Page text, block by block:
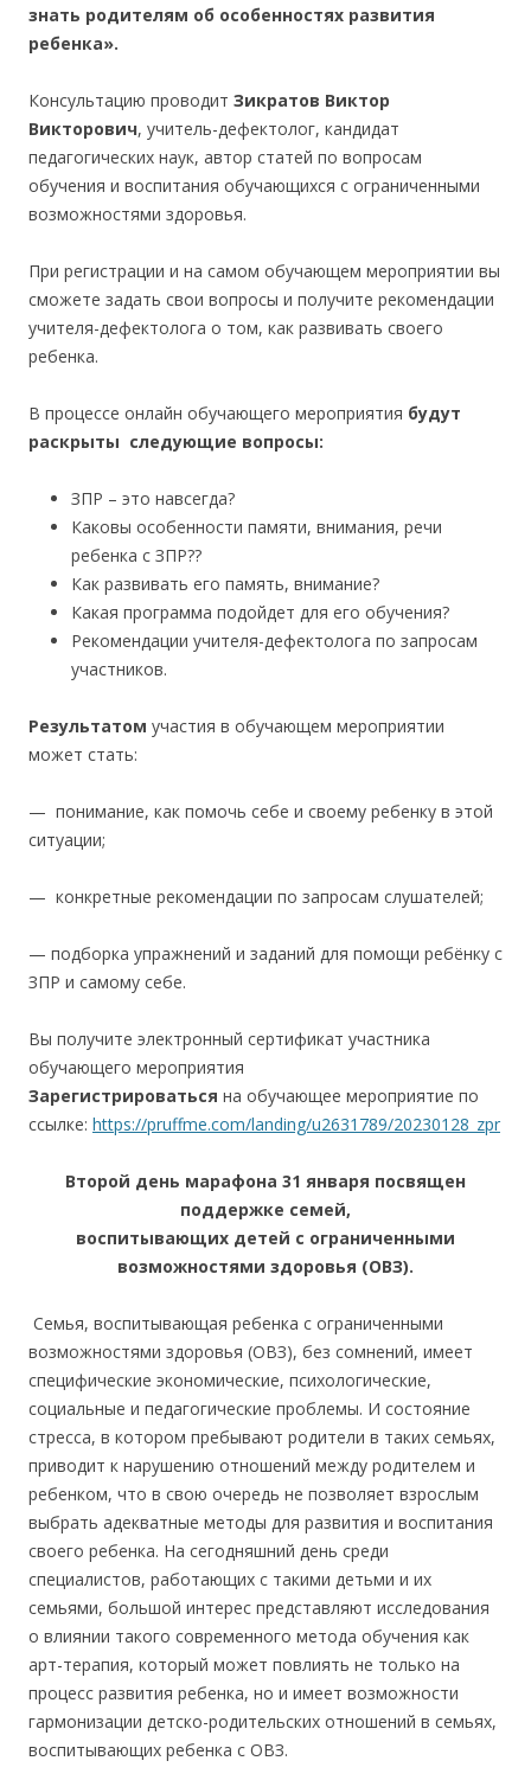
знать родителям об особенностях развития
ребенка».
Консультацию проводит Зикратов Виктор
Викторович, учитель-дефектолог, кандидат
педагогических наук, автор статей по вопросам
обучения и воспитания обучающихся с ограниченными
возможностями здоровья.
При регистрации и на самом обучающем мероприятии вы
сможете задать свои вопросы и получите рекомендации
учителя-дефектолога о том, как развивать своего
ребенка.
В процессе онлайн обучающего мероприятия будут
раскрыты следующие вопросы:
ЗПР – это навсегда?
Каковы особенности памяти, внимания, речи
ребенка с ЗПР??
Как развивать его память, внимание?
Какая программа подойдет для его обучения?
Рекомендации учителя-дефектолога по запросам
участников.
Результатом участия в обучающем мероприятии
может стать:
— понимание, как помочь себе и своему ребенку в этой
ситуации;
— конкретные рекомендации по запросам слушателей;
— подборка упражнений и заданий для помощи ребёнку с
ЗПР и самому себе.
Вы получите электронный сертификат участника
обучающего мероприятия
Зарегистрироваться на обучающее мероприятие по
ссылке: https://pruffme.com/landing/u2631789/20230128_zpr
Второй день марафона 31 января посвящен
поддержке семей,
воспитывающих детей с ограниченными
возможностями здоровья (ОВЗ).
Семья, воспитывающая ребенка с ограниченными
возможностями здоровья (ОВЗ), без сомнений, имеет
специфические экономические, психологические,
социальные и педагогические проблемы. И состояние
стресса, в котором пребывают родители в таких семьях,
приводит к нарушению отношений между родителем и
ребенком, что в свою очередь не позволяет взрослым
выбрать адекватные методы для развития и воспитания
своего ребенка. На сегодняшний день среди
специалистов, работающих с такими детьми и их
семьями, большой интерес представляют исследования
о влиянии такого современного метода обучения как
арт-терапия, который может повлиять не только на
процесс развития ребенка, но и имеет возможности
гармонизации детско-родительских отношений в семьях,
воспитывающих ребенка с ОВЗ.